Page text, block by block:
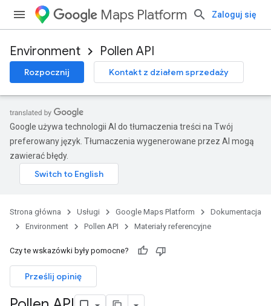
Maps Platform Zaloguj się
Environment Pollen API
Rozpocznij Kontakt z działem sprzedaży
Google używa technologii AI do tłumaczenia treści na Twój
preferowany język. Tłumaczenia wygenerowane przez AI mogą
zawierać błędy.
Strona główna Usługi Google Maps Platform
Dokumentacja
Environment
Pollen API Materiały referencyjne
Czy te wskazówki były pomocne?
Prześlij opinię